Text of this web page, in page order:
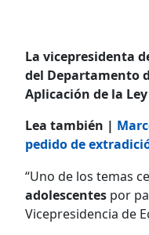
La vicepresidenta
del Departamento
Aplicación de la
Lea también |
pedido de
“Uno de los temas
adolescentes por
Vicepresidencia de